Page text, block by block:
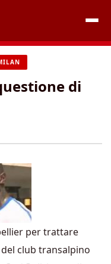
di
per trattare
club transalpino